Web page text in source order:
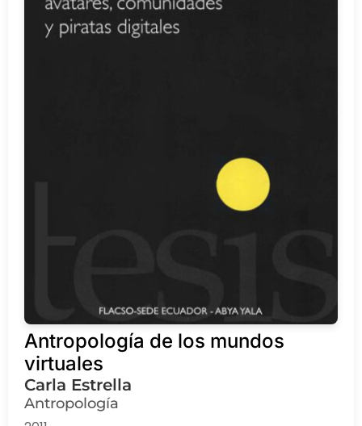
Antropología de los mundos
virtuales
Carla Estrella
Antropología